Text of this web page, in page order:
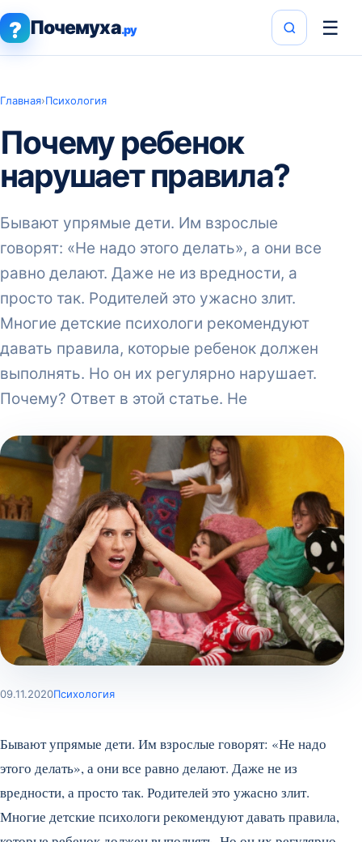
? Почемуха.ру ☰
Главная›Психология
Почему ребенок
нарушает правила?
Бывают упрямые дети. Им взрослые
говорят: «Не надо этого делать», а они все
равно делают. Даже не из вредности, а
просто так. Родителей это ужасно злит.
Многие детские психологи рекомендуют
давать правила, которые ребенок должен
выполнять. Но он их регулярно нарушает.
Почему? Ответ в этой статье. Не
09.11.2020Психология
Бывают упрямые дети. Им взрослые говорят: «Не надо
этого делать», а они все равно делают. Даже не из
вредности, а просто так. Родителей это ужасно злит.
Многие детские психологи рекомендуют давать правила,